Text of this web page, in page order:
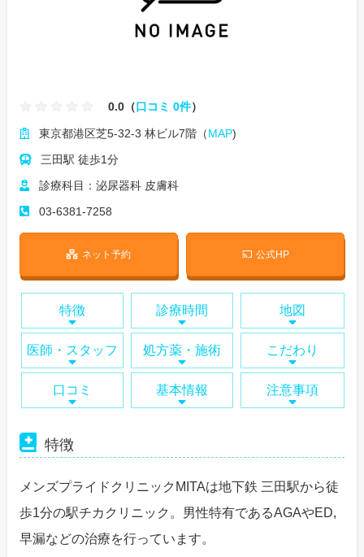
0.0（口コミ 0件）
東京都港区芝5-32-3 林ビル7階（MAP)
三田駅 徒歩1分
診療科目：泌尿器科 皮膚科
03-6381-7258
ネット予約 公式HP
特徴 診療時間 地図
医師・スタッフ 処方薬・施術 こだわり
口コミ 基本情報 注意事項
特徴
メンズプライドクリニックMITAは地下鉄 三田駅から徒
歩1分の駅チカクリニック。男性特有であるAGAやED,
早漏などの治療を行っています。